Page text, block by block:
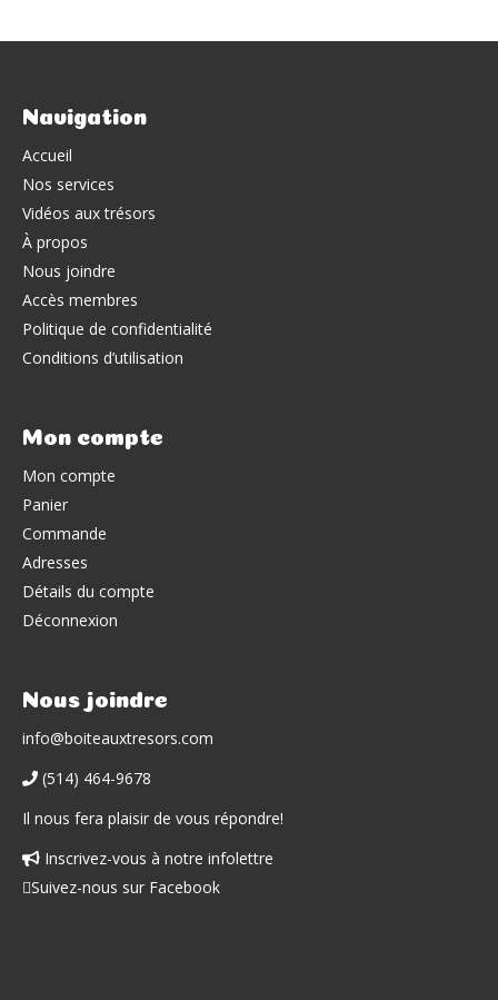
Navigation
Accueil
Nos services
Vidéos aux trésors
À propos
Nous joindre
Accès membres
Politique de confidentialité
Conditions d’utilisation
Mon compte
Mon compte
Panier
Commande
Adresses
Détails du compte
Déconnexion
Nous joindre
info@boiteauxtresors.com
(514) 464-9678
Il nous fera plaisir de vous répondre!
Inscrivez-vous à notre infolettre
Facebook
Suivez-nous sur Facebook